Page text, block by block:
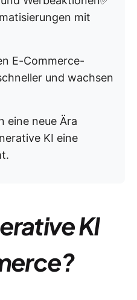
mit
E-Commerce-
und wachsen
eine neue Ära
KI eine
KI